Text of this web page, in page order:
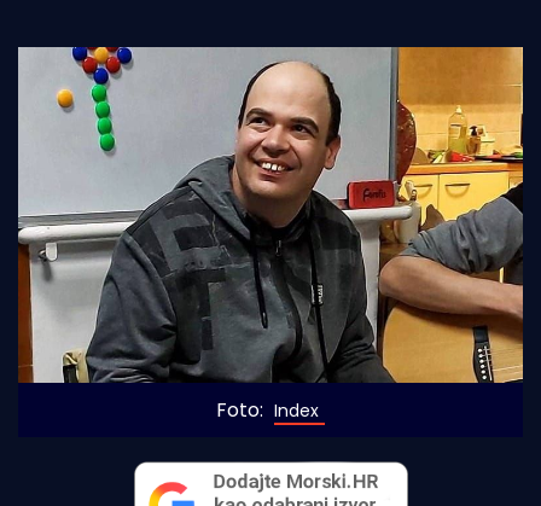
Foto: Index